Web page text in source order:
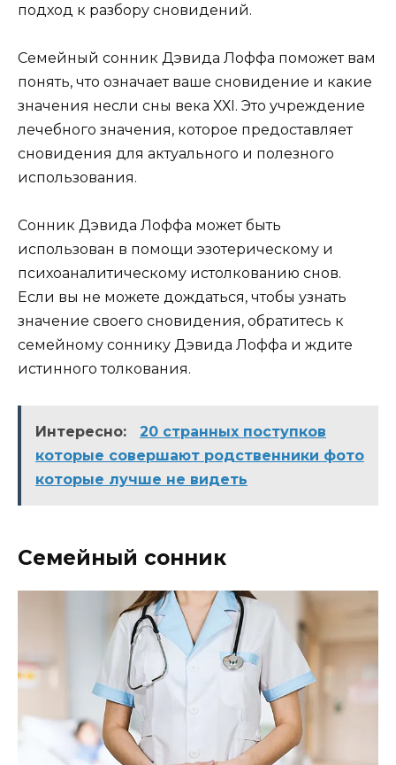
подход к разбору сновидений.
Семейный сонник Дэвида Лоффа поможет вам
понять, что означает ваше сновидение и какие
значения несли сны века ХХI. Это учреждение
лечебного значения, которое предоставляет
сновидения для актуального и полезного
использования.
Сонник Дэвида Лоффа может быть
использован в помощи эзотерическому и
психоаналитическому истолкованию снов.
Если вы не можете дождаться, чтобы узнать
значение своего сновидения, обратитесь к
семейному соннику Дэвида Лоффа и ждите
истинного толкования.
Интересно:
20 странных поступков
которые совершают родственники фото
которые лучше не видеть
Семейный сонник